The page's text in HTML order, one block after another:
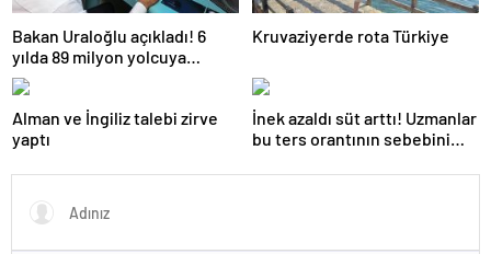
Bakan Uraloğlu açıkladı! 6
yılda 89 milyon yolcuya
hizmet verdi
Kruvaziyerde rota Türkiye
Alman ve İngiliz talebi zirve
yaptı
İnek azaldı süt arttı! Uzmanlar
bu ters orantının sebebini